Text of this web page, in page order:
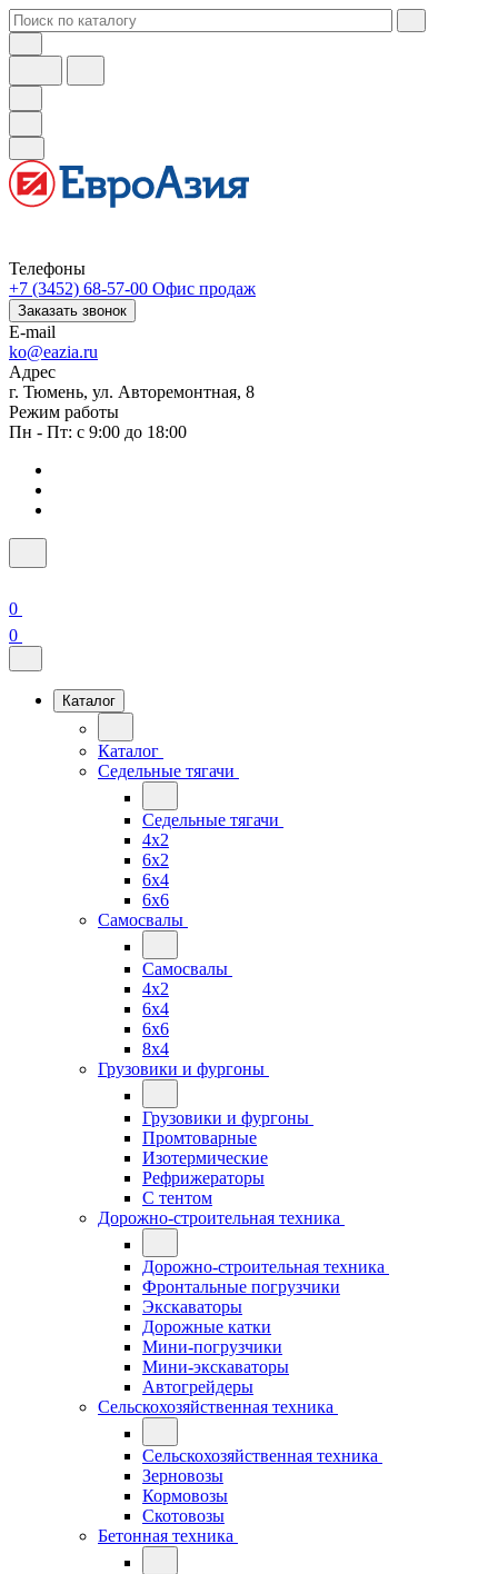
Телефоны
+7 (3452) 68-57-00 Офис продаж
Заказать звонок
E-mail
ko@eazia.ru
Адрес
г. Тюмень, ул. Авторемонтная, 8
Режим работы
Пн - Пт: с 9:00 до 18:00
0
0
Каталог
Каталог
Седельные тягачи
Седельные тягачи
4x2
6x2
6x4
6x6
Самосвалы
Самосвалы
4x2
6x4
6x6
8x4
Грузовики и фургоны
Грузовики и фургоны
Промтоварные
Изотермические
Рефрижераторы
С тентом
Дорожно-строительная техника
Дорожно-строительная техника
Фронтальные погрузчики
Экскаваторы
Дорожные катки
Мини-погрузчики
Мини-экскаваторы
Автогрейдеры
Сельскохозяйственная техника
Сельскохозяйственная техника
Зерновозы
Кормовозы
Скотовозы
Бетонная техника